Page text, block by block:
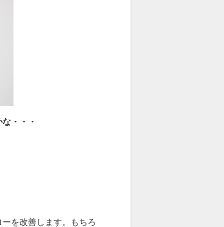
・・・
を改善します。もちろ